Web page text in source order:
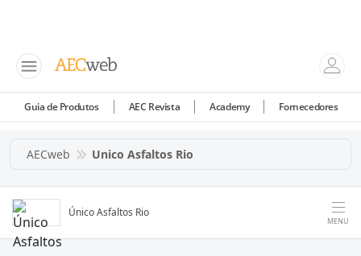
Guia de Produtos AEC Revista Academy Fornecedores
AECweb Unico Asfaltos Rio
Único Asfaltos Rio
MENU